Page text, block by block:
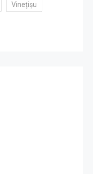
Vinețișu